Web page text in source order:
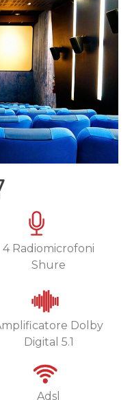
4 Radiomicrofoni
Shure
Dolby
Digital 5.1
Adsl